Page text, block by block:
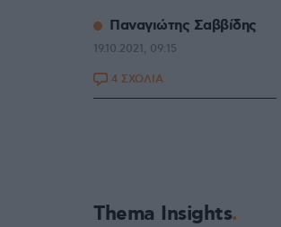
Παναγιώτης Σαββίδης
19.10.2021, 09:15
4 ΣΧΟΛΙΑ
Thema Insights